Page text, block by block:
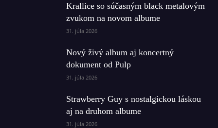
Krallice so súčasným black metalovým
zvukom na novom albume
31. júla 2026
Nový živý album aj koncertný
dokument od Pulp
31. júla 2026
Strawberry Guy s nostalgickou láskou
aj na druhom albume
31. júla 2026